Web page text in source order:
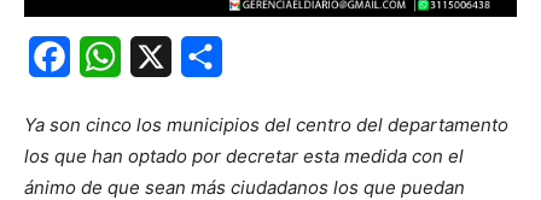
FacebookWhatsApp
Ya son cinco los municipios del centro del departamento
los que han optado por decretar esta medida con el
ánimo de que sean más ciudadanos los que puedan